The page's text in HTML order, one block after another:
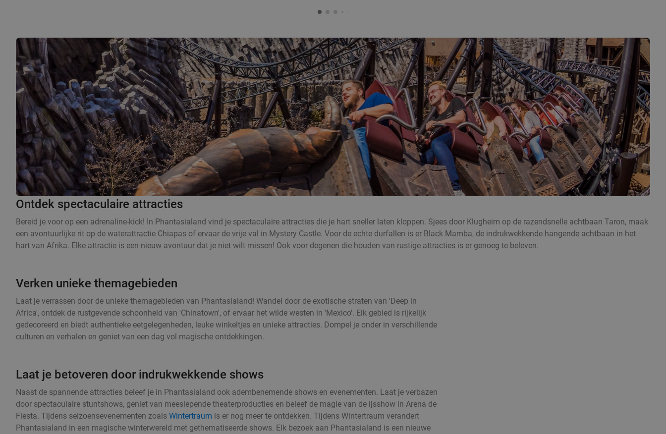
Ontdek spectaculaire attracties
Bereid je voor op een adrenaline-kick! In Phantasialand vind je spectaculaire attracties die je hart sneller laten kloppen. Sjees door Klugheim op de razendsnelle achtbaan Taron, maak
een avontuurlijke rit op de waterattractie Chiapas of ervaar de vrije val in Mystery Castle. Voor de echte durfallen is er Black Mamba, de indrukwekkende hangende achtbaan in het
hart van Afrika. Elke attractie is een nieuw avontuur dat je niet wilt missen! Ook voor degenen die houden van rustige attracties is er genoeg te beleven.
Verken unieke themagebieden
Laat je verrassen door de unieke themagebieden van Phantasialand! Wandel door de exotische straten van 'Deep in
Africa', ontdek de rustgevende schoonheid van 'Chinatown', of ervaar het wilde westen in 'Mexico'. Elk gebied is rijkelijk
gedecoreerd en biedt authentieke eetgelegenheden, leuke winkeltjes en unieke attracties. Dompel je onder in verschillende
culturen en verhalen en geniet van een dag vol magische ontdekkingen.
Laat je betoveren door indrukwekkende shows
Naast de spannende attracties beleef je in Phantasialand ook adembenemende shows en evenementen. Laat je verbazen
door spectaculaire stuntshows, geniet van meeslepende theaterproducties en beleef de magie van de ijsshow in Arena de
Fiesta. Tijdens seizoensevenementen zoals Wintertraum is er nog meer te ontdekken. Tijdens Wintertraum verandert
Phantasialand in een magische winterwereld met gethematiseerde shows. Elk bezoek aan Phantasialand is een nieuwe